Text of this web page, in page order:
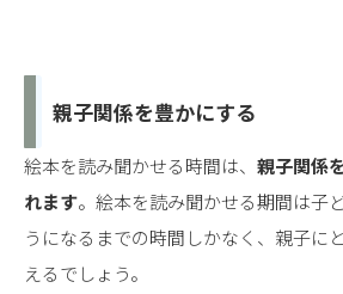
親子関係を豊かにする
絵本を読み聞かせる時間は、 親子関係
れます。絵本を読み聞かせる期間は子
うになるまでの時間しかなく、親子に
えるでしょう。